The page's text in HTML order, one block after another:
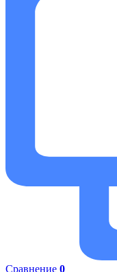
Сравнение 0